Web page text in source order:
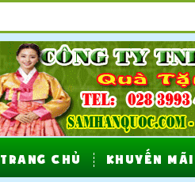
TRANG CHỦ KHUYẾN MÃI